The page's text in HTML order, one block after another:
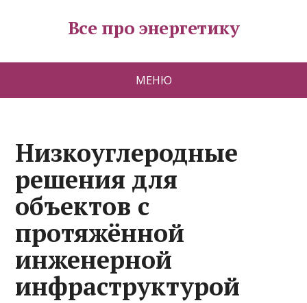
Все про энергетику
МЕНЮ
Низкоуглеродные
решения для
объектов с
протяжённой
инженерной
инфраструктурой